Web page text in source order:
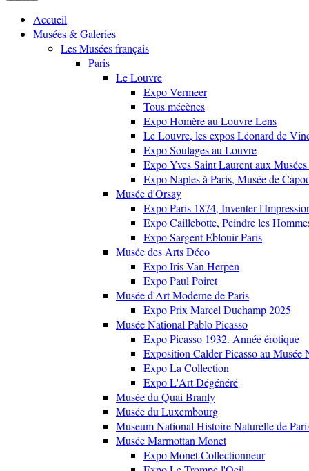
Accueil
Musées & Galeries
Les Musées français
Paris
Le Louvre
Expo Vermeer
Tous mécènes
Expo Homère au Louvre Lens
Le Louvre, les expos Léonard de
Expo Soulages au Louvre
Expo Yves Saint Laurent aux
Expo Naples à Paris, Musée de
Musée d'Orsay
Expo Paris 1874, Inventer
Expo Caillebotte, Peindre les
Expo Sargent Eblouir Paris
Musée des Arts Déco
Expo Iris Van Herpen
Expo Paul Poiret
Musée d'Art Moderne de Paris
Expo Prix Marcel Duchamp 2025
Musée National Pablo Picasso
Expo Picasso 1932. Année érotique
Exposition Calder-Picasso au Musée
Expo La Collection
Expo L'Art Dégénéré
Musée du Quai Branly
Musée du Luxembourg
Museum National Histoire Naturelle de
Musée Marmottan Monet
Expo Monet Collectionneur